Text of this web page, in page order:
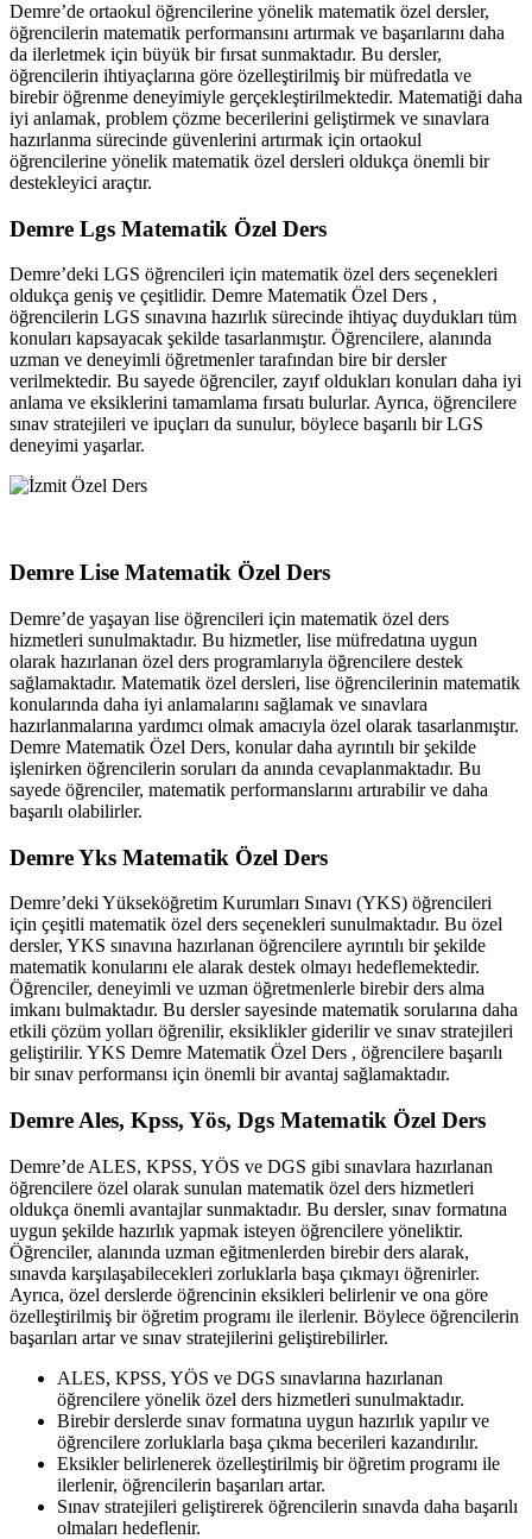
Demre’de ortaokul öğrencilerine yönelik matematik özel dersler,
öğrencilerin matematik performansını artırmak ve başarılarını daha
da ilerletmek için büyük bir fırsat sunmaktadır. Bu dersler,
öğrencilerin ihtiyaçlarına göre özelleştirilmiş bir müfredatla ve
birebir öğrenme deneyimiyle gerçekleştirilmektedir. Matematiği daha
iyi anlamak, problem çözme becerilerini geliştirmek ve sınavlara
hazırlanma sürecinde güvenlerini artırmak için ortaokul
öğrencilerine yönelik matematik özel dersleri oldukça önemli bir
destekleyici araçtır.
Demre Lgs Matematik Özel Ders
Demre’deki LGS öğrencileri için matematik özel ders seçenekleri
oldukça geniş ve çeşitlidir. Demre Matematik Özel Ders ,
öğrencilerin LGS sınavına hazırlık sürecinde ihtiyaç duydukları tüm
konuları kapsayacak şekilde tasarlanmıştır. Öğrencilere, alanında
uzman ve deneyimli öğretmenler tarafından bire bir dersler
verilmektedir. Bu sayede öğrenciler, zayıf oldukları konuları daha iyi
anlama ve eksiklerini tamamlama fırsatı bulurlar. Ayrıca, öğrencilere
sınav stratejileri ve ipuçları da sunulur, böylece başarılı bir LGS
deneyimi yaşarlar.
Demre Lise Matematik Özel Ders
Demre’de yaşayan lise öğrencileri için matematik özel ders
hizmetleri sunulmaktadır. Bu hizmetler, lise müfredatına uygun
olarak hazırlanan özel ders programlarıyla öğrencilere destek
sağlamaktadır. Matematik özel dersleri, lise öğrencilerinin matematik
konularında daha iyi anlamalarını sağlamak ve sınavlara
hazırlanmalarına yardımcı olmak amacıyla özel olarak tasarlanmıştır.
Demre Matematik Özel Ders, konular daha ayrıntılı bir şekilde
işlenirken öğrencilerin soruları da anında cevaplanmaktadır. Bu
sayede öğrenciler, matematik performanslarını artırabilir ve daha
başarılı olabilirler.
Demre Yks Matematik Özel Ders
Demre’deki Yükseköğretim Kurumları Sınavı (YKS) öğrencileri
için çeşitli matematik özel ders seçenekleri sunulmaktadır. Bu özel
dersler, YKS sınavına hazırlanan öğrencilere ayrıntılı bir şekilde
matematik konularını ele alarak destek olmayı hedeflemektedir.
Öğrenciler, deneyimli ve uzman öğretmenlerle birebir ders alma
imkanı bulmaktadır. Bu dersler sayesinde matematik sorularına daha
etkili çözüm yolları öğrenilir, eksiklikler giderilir ve sınav stratejileri
geliştirilir. YKS Demre Matematik Özel Ders , öğrencilere başarılı
bir sınav performansı için önemli bir avantaj sağlamaktadır.
Demre Ales, Kpss, Yös, Dgs Matematik Özel Ders
Demre’de ALES, KPSS, YÖS ve DGS gibi sınavlara hazırlanan
öğrencilere özel olarak sunulan matematik özel ders hizmetleri
oldukça önemli avantajlar sunmaktadır. Bu dersler, sınav formatına
uygun şekilde hazırlık yapmak isteyen öğrencilere yöneliktir.
Öğrenciler, alanında uzman eğitmenlerden birebir ders alarak,
sınavda karşılaşabilecekleri zorluklarla başa çıkmayı öğrenirler.
Ayrıca, özel derslerde öğrencinin eksikleri belirlenir ve ona göre
özelleştirilmiş bir öğretim programı ile ilerlenir. Böylece öğrencilerin
başarıları artar ve sınav stratejilerini geliştirebilirler.
ALES, KPSS, YÖS ve DGS sınavlarına hazırlanan
öğrencilere yönelik özel ders hizmetleri sunulmaktadır.
Birebir derslerde sınav formatına uygun hazırlık yapılır ve
öğrencilere zorluklarla başa çıkma becerileri kazandırılır.
Eksikler belirlenerek özelleştirilmiş bir öğretim programı ile
ilerlenir, öğrencilerin başarıları artar.
Sınav stratejileri geliştirerek öğrencilerin sınavda daha başarılı
olmaları hedeflenir.